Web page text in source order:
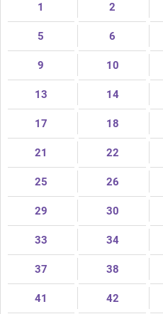
1 2
5 6
9 10
13 14
17 18
21 22
25 26
29 30
33 34
37 38
41 42